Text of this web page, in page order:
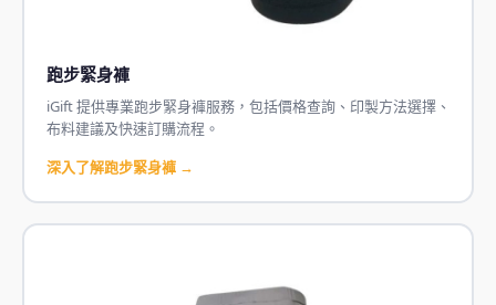
跑步緊身褲
iGift 提供專業跑步緊身褲服務，包括價格查詢、印製方法選擇、
布料建議及快速訂購流程。
深入了解跑步緊身褲 →